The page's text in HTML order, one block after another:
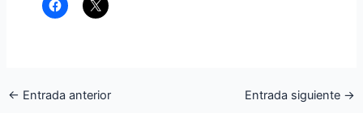
← Entrada anterior Entrada siguiente →